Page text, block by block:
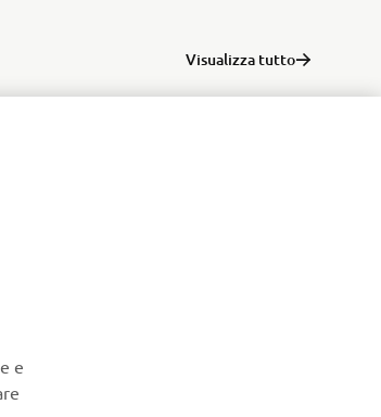
Visualizza tutto
e